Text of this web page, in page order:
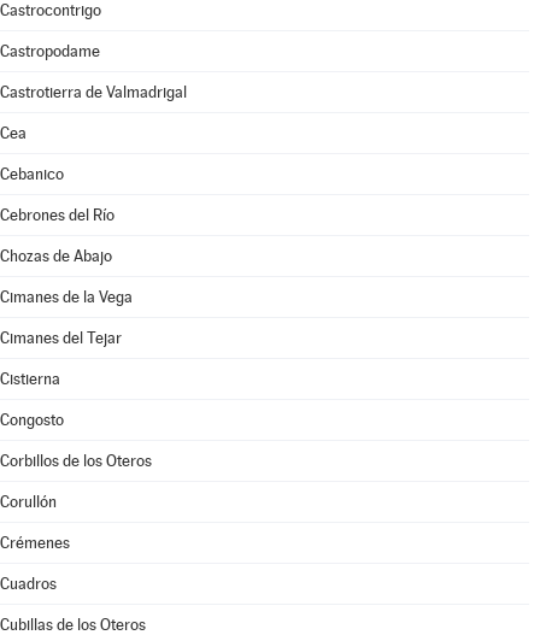
Castrocontrigo
Castropodame
Castrotierra de Valmadrigal
Cea
Cebanico
Cebrones del Río
Chozas de Abajo
Cimanes de la Vega
Cimanes del Tejar
Cistierna
Congosto
Corbillos de los Oteros
Corullón
Crémenes
Cuadros
Cubillas de los Oteros